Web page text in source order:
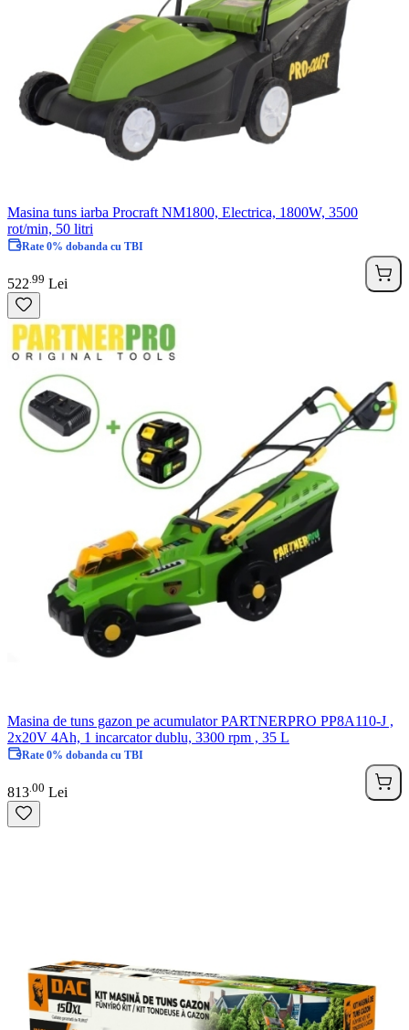
Masina tuns iarba Procraft NM1800, Electrica, 1800W, 3500
rot/min, 50 litri
Rate 0% dobanda cu TBI
522 99 Lei
Masina de tuns gazon pe acumulator PARTNERPRO PP8A110-J ,
2x20V 4Ah, 1 incarcator dublu, 3300 rpm , 35 L
Rate 0% dobanda cu TBI
813 00 Lei